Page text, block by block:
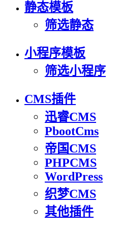
静态模板
筛选静态
小程序模板
筛选小程序
CMS插件
迅睿CMS
PbootCms
帝国CMS
PHPCMS
WordPress
织梦CMS
其他插件